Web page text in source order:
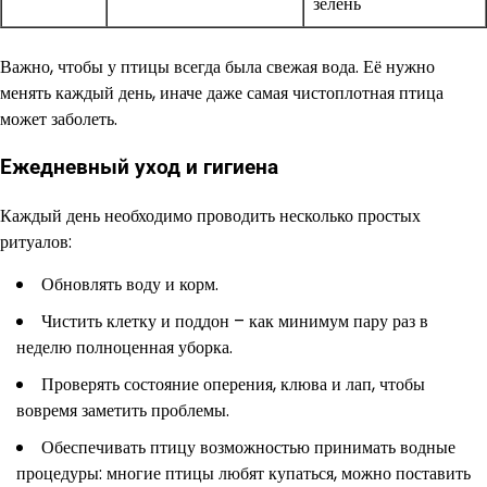
Важно, чтобы у птицы всегда была свежая вода. Её нужно
менять каждый день, иначе даже самая чистоплотная птица
может заболеть.
Ежедневный уход и гигиена
Каждый день необходимо проводить несколько простых
ритуалов:
Обновлять воду и корм.
Чистить клетку и поддон – как минимум пару раз в
неделю полноценная уборка.
Проверять состояние оперения, клюва и лап, чтобы
вовремя заметить проблемы.
Обеспечивать птицу возможностью принимать водные
процедуры: многие птицы любят купаться, можно поставить